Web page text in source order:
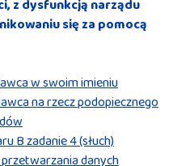
z dysfunkcją narządu
się za pomocą
w swoim imieniu
na rzecz podopiecznego
B zadanie 4 (słuch)
danych